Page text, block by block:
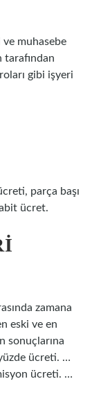
ve muhasebe
tarafından
gibi işyeri
parça başı
ücret.
zamana
eski ve en
sonuçlarına
ücreti. …
ücreti. …